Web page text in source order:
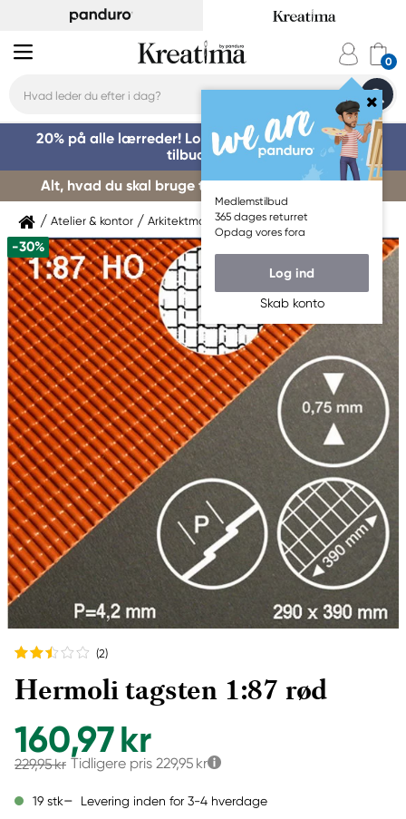
Medlemstilbud
365 dages returret
Opdag vores fora
Log ind
Skab konto
20% på alle lærreder! Log på for at benytte dig af
tilbuddet »
Alt, hvad du skal bruge til kursusstart – køb her »
Atelier & kontor Arkitektmaterialer Modelmateriale
-30%
(2)
Hermoli tagsten 1:87 rød
160,97 kr
229,95 kr Tidligere pris 229,95 kr
19 stk Levering inden for 3-4 hverdage